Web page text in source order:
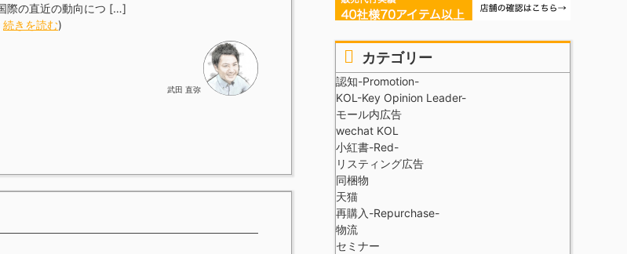
際の直近の動向につ […]
続きを読む)
武田 直弥
カテゴリー
認知-Promotion-
KOL-Key Opinion Leader-
モール内広告
wechat KOL
小紅書-Red-
リスティング広告
同梱物
天猫
再購入-Repurchase-
物流
セミナー